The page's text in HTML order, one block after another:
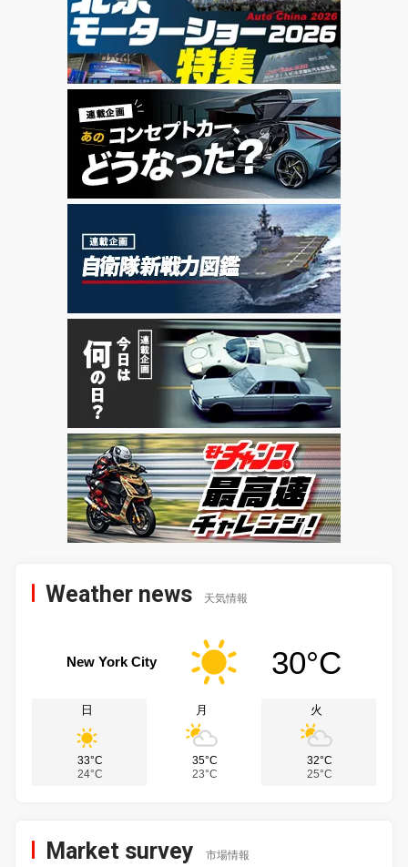
Weather news 天気情報
New York City 30°C
日
33°C
24°C
月
35°C
23°C
火
32°C
25°C
Market survey 市場情報